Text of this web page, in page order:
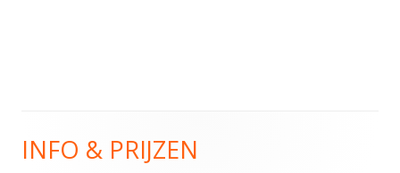
Hoofd
INFO & PRIJZEN